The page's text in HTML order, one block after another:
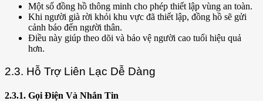
Một số đồng hồ thông minh cho phép thiết lập vùng an toàn.
Khi người già rời khỏi khu vực đã thiết lập, đồng hồ sẽ gửi
cảnh báo đến người thân.
Điều này giúp theo dõi và bảo vệ người cao tuổi hiệu quả
hơn.
2.3. Hỗ Trợ Liên Lạc Dễ Dàng
2.3.1. Gọi Điện Và Nhắn Tin